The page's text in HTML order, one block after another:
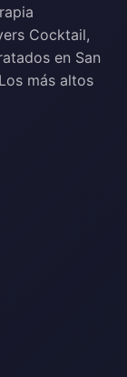
Cocktail,
en San
más altos